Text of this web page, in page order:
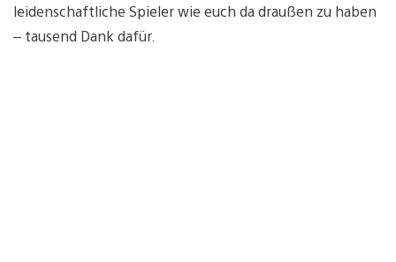
leidenschaftliche Spieler wie euch da draußen zu haben
– tausend Dank dafür.